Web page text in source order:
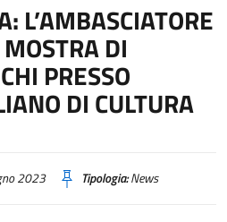
L’AMBASCIATORE
DI
PRESSO
DI CULTURA
2023 Tipologia:News